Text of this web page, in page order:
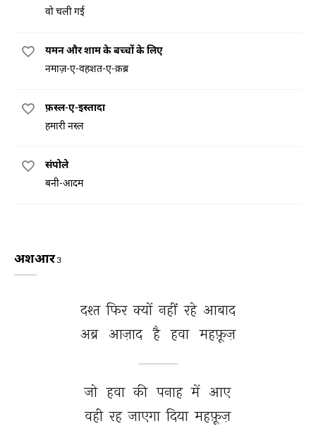
वो चली गई
यमन और शाम के बच्चों के लिए
नमाज़-ए-वहशत-ए-क़ब्र
फ़स्ल-ए-इस्तादा
हमारी नस्ल
संपोले
बनी-आदम
अशआर3
दश्त फिर क्यों नहीं रहे आबाद
अब्र आज़ाद है हवा महफ़ूज़
जो हवा की पनाह में आए
वही रह जाएगा दिया महफ़ूज़